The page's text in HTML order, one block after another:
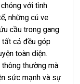
với tình
những cú ve
cầu trong gang
tất cả đều góp
toàn diện.
thường mà
sức mạnh và sự